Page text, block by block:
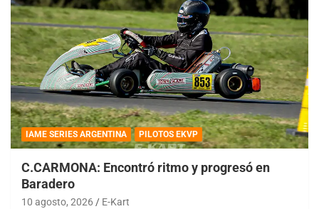
IAME SERIES ARGENTINA PILOTOS EKVP
C.CARMONA: Encontró ritmo y progresó en
Baradero
10 agosto, 2026 E-Kart